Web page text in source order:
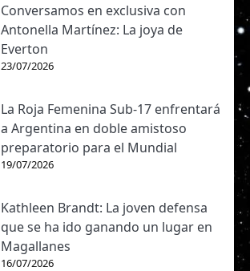
Conversamos en exclusiva con
Antonella Martínez: La joya de
Everton
23/07/2026
La Roja Femenina Sub-17 enfrentará
a Argentina en doble amistoso
preparatorio para el Mundial
19/07/2026
Kathleen Brandt: La joven defensa
que se ha ido ganando un lugar en
Magallanes
16/07/2026